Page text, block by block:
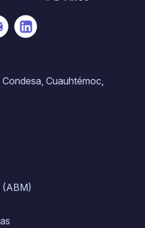
Cuauhtémoc,
(ABM)